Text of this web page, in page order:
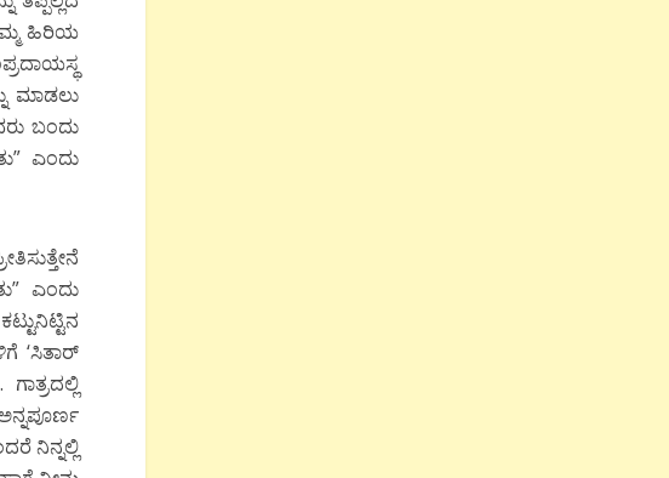
ಹಿರಿಯ
ಮಾಡಲು
ಬಂದು
ಎಂದು
ಎಂದು
‘ಸಿತಾರ್
ನಿನ್ನಲ್ಲಿ